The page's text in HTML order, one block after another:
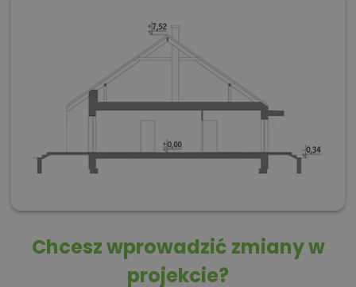
Chcesz wprowadzić zmiany w
projekcie?